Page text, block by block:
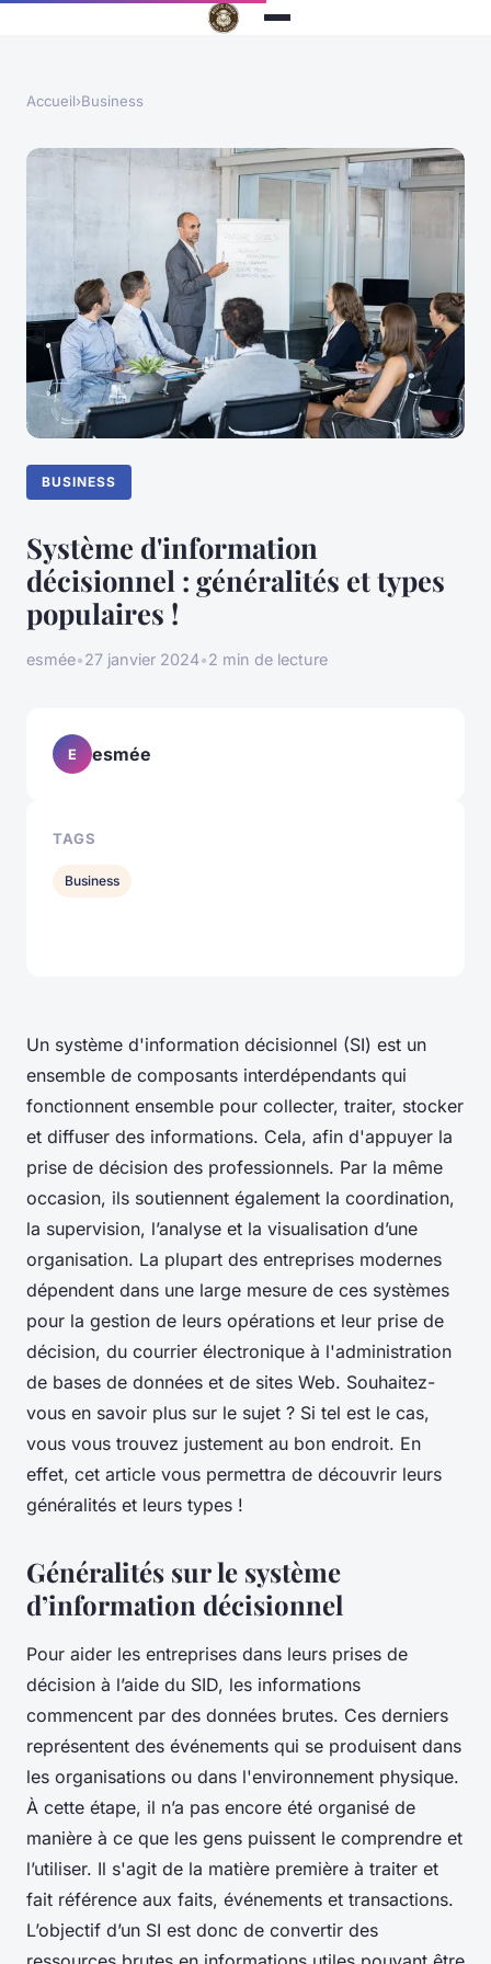
Accueil›Business
BUSINESS
Système d'information
décisionnel : généralités et types
populaires !
esmée•27 janvier 2024•2 min de lecture
Un système d'information décisionnel (SI) est un
ensemble de composants interdépendants qui
fonctionnent ensemble pour collecter, traiter, stocker
et diffuser des informations. Cela, afin d'appuyer la
prise de décision des professionnels. Par la même
occasion, ils soutiennent également la coordination,
la supervision, l’analyse et la visualisation d’une
organisation. La plupart des entreprises modernes
dépendent dans une large mesure de ces systèmes
pour la gestion de leurs opérations et leur prise de
décision, du courrier électronique à l'administration
de bases de données et de sites Web. Souhaitez-
vous en savoir plus sur le sujet ? Si tel est le cas,
vous vous trouvez justement au bon endroit. En
effet, cet article vous permettra de découvrir leurs
généralités et leurs types !
Généralités sur le système
d’information décisionnel
Pour aider les entreprises dans leurs prises de
décision à l’aide du SID, les informations
commencent par des données brutes. Ces derniers
représentent des événements qui se produisent dans
les organisations ou dans l'environnement physique.
À cette étape, il n’a pas encore été organisé de
manière à ce que les gens puissent le comprendre et
l’utiliser. Il s'agit de la matière première à traiter et
fait référence aux faits, événements et transactions.
L’objectif d’un SI est donc de convertir des
E esmée
TAGS
Business